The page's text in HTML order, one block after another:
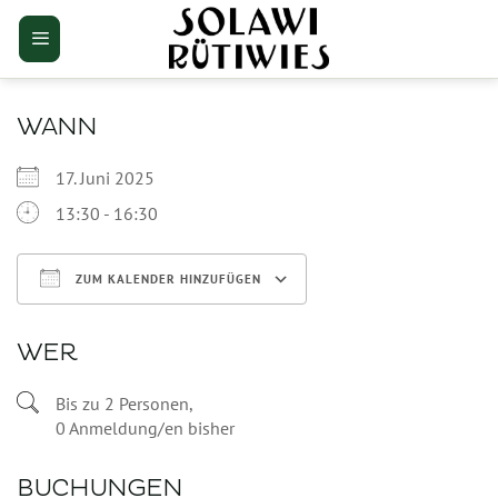
Zum
Inhalt
springen
WANN
17. Juni 2025
13:30 - 16:30
ZUM KALENDER HINZUFÜGEN
WER
Bis zu 2 Personen,
0 Anmeldung/en bisher
BUCHUNGEN